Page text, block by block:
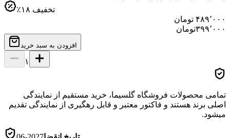
٪۱۸ تخفیف
۴۸۹٬۰۰۰ تومان
۳۹۹٬۰۰۰تومان
افزودن به سبد خرید
۱
تمامی محصولات فروشگاه گلسیما، خرید مستقیم از نمایندگی
اصلی برند هستند و فاکتور معتبر و قابل رهگیری از نمایندگی تقدیم
میشود.